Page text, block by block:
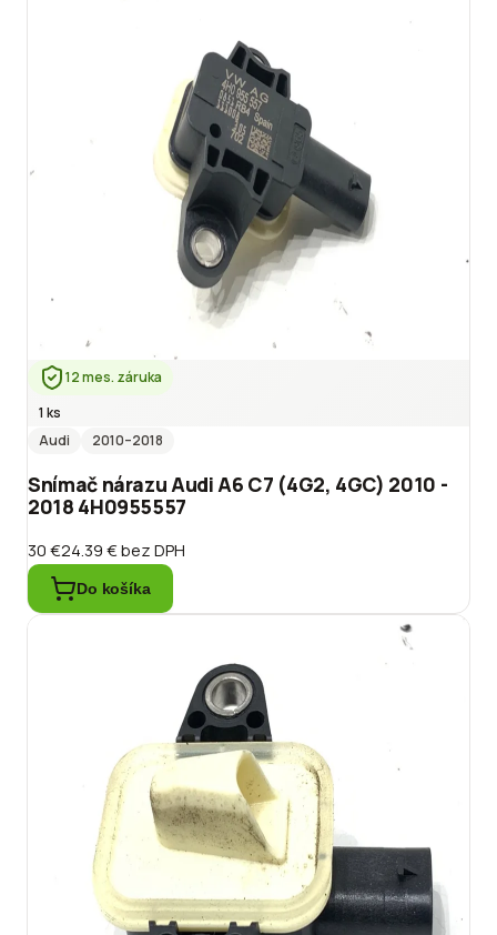
12 mes. záruka
1 ks
Audi
2010–2018
Snímač nárazu Audi A6 C7 (4G2, 4GC) 2010 -
2018 4H0955557
30 €24.39 €bez DPH
Do košíka